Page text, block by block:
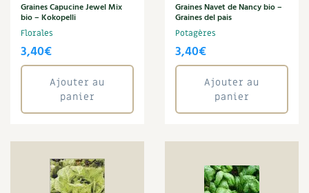
Graines Capucine Jewel Mix
bio – Kokopelli
Florales
3,40€
Ajouter au
panier
Graines Navet de Nancy bio –
Graines del pais
Potagères
3,40€
Ajouter au
panier